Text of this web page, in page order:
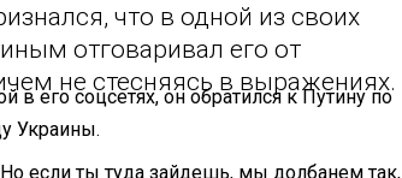
что в одной из своих
отговаривал его от
не стесняясь в выражениях.
его соцсетях, он обратился к Путину по
Украины.
если ты туда зайдешь, мы долбанем так,